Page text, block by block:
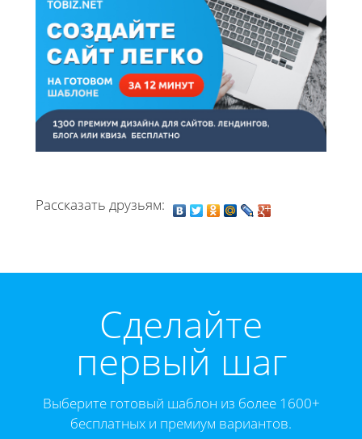
Рассказать друзьям:
Cделайте
первый шаг
Выберите готовый шаблон из более 1600+
бесплатных и премиум вариантов.